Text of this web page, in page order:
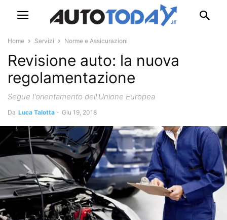
Home Servizi Norme e Assicurazioni
Revisione auto: la nuova
regolamentazione
Segue l'orientamento dell'Unione Europea
Da Luca Talotta - Giu 19, 2018